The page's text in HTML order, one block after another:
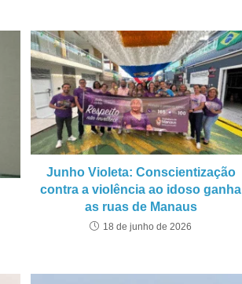
Junho Violeta: Conscientização
contra a violência ao idoso ganha
as ruas de Manaus
18 de junho de 2026